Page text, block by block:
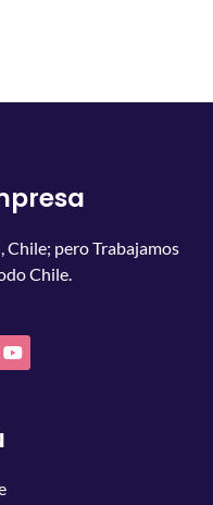
Chile; pero Trabajamos
Chile.